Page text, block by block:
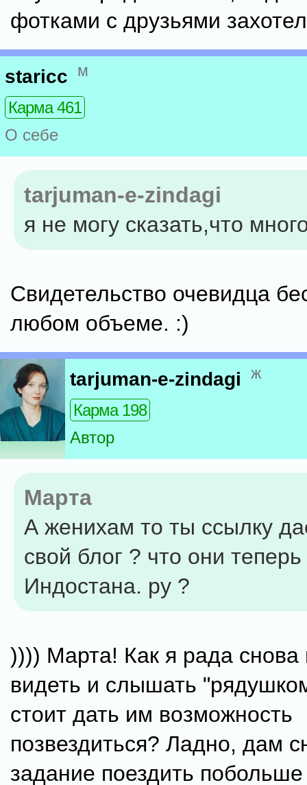
фотками с друзьями
staricc м
Карма 461
О себе
tarjuman-e-zindagi
я не могу сказать,что
Свидетельство очевидца
любом объеме. :)
tarjuman-e-zindagi ж
Карма 198
Автор
Марта
А женихам то ты ссылку
свой блог ? что они
Индостана. ру ?
)))) Марта! Как я рада снова
видеть и слышать
стоит дать им возможность
позвездиться? Ладно, дам
задание поездить